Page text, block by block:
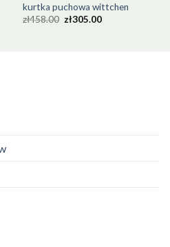
kurtka puchowa wittchen
zł458.00 zł305.00